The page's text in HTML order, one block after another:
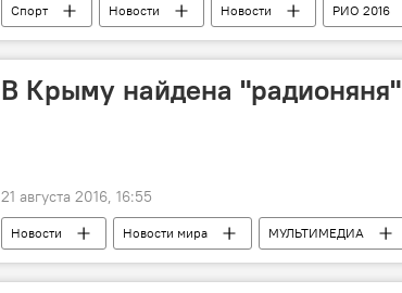
Спорт Новости Новости РИО 2016
В Крыму найдена "радионяня"
21 августа 2016, 16:55
Новости Новости мира МУЛЬТИМЕДИА